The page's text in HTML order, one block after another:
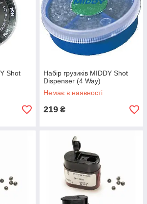
Shot
Набір грузиків MIDDY Shot
Dispenser (4 Way)
Немає в наявності
219 ₴